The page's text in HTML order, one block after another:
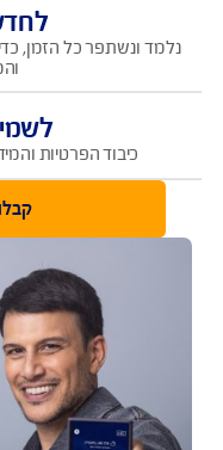
אנחנו
ואנושיות הולכים יד ביד.
מענה